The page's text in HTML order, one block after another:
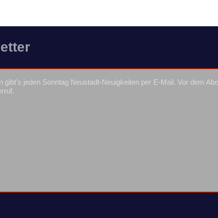
gibt's jeden Sonntag Neustadt-Neuigkeiten per E-Mail. Vor dem